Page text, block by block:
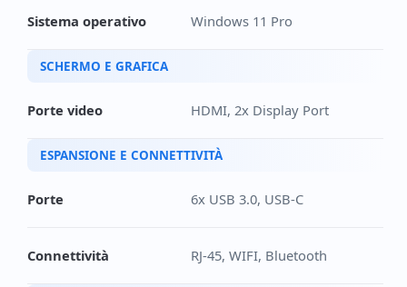
Sistema operativo Windows 11 Pro
SCHERMO E GRAFICA
Porte video HDMI, 2x Display Port
ESPANSIONE E CONNETTIVITÀ
Porte 6x USB 3.0, USB-C
Connettività RJ-45, WIFI, Bluetooth